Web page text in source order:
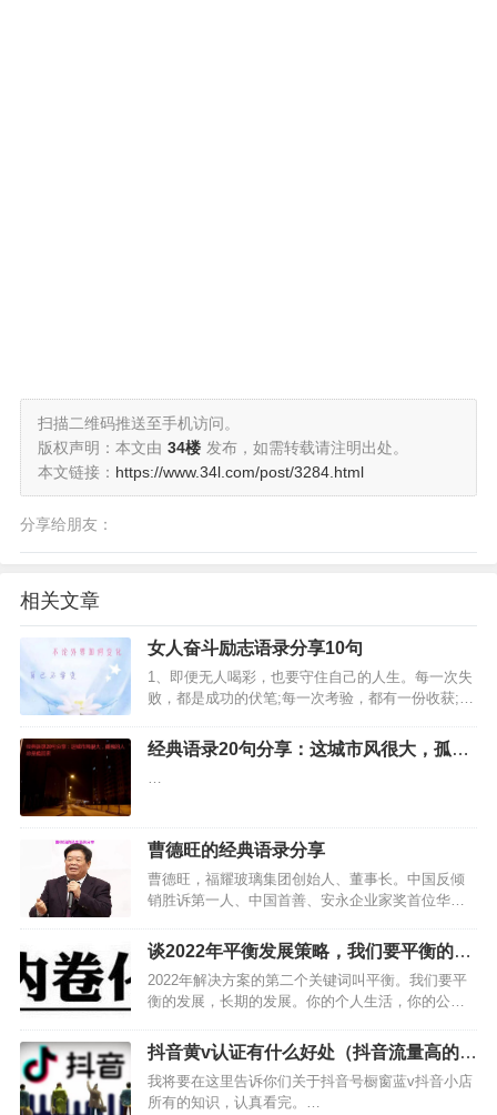
扫描二维码推送至手机访问。
版权声明：本文由 34楼 发布，如需转载请注明出处。
本文链接： https://www.34l.com/post/3284.html
分享给朋友：
相关文章
女人奋斗励志语录分享10句
1、即便无人喝彩，也要守住自己的人生。每一次失
败，都是成功的伏笔;每一次考验，都有一份收获;每
财富。每一次伤痛，都是成长的支柱。…
经典语录20句分享：这城市风很大，孤独
…
曹德旺的经典语录分享
曹德旺，福耀玻璃集团创始人、董事长。中国反倾
销胜诉第一人、中国首善、安永企业家奖首位华人
车玻璃供应商。他是不行贿的企业家，自称“没送过
一盒月饼”，以人格做事；他是行善的佛教徒，从
1983年第一次…
谈2022年平衡发展策略，我们要平衡的发
展
2022年解决方案的第二个关键词叫平衡。我们要平
衡的发展，长期的发展。你的个人生活，你的公司
展，不能说我只赚钱，身体就搞垮，或者说我只赚
快钱，但是不关心国家的形势。你看，密室逃脱这
个行业，上周国家…
抖音黄v认证有什么好处（抖音流量高的是
蓝v和黄v）
我将要在这里告诉你们关于抖音号橱窗蓝v抖音小店
所有的知识，认真看完。…